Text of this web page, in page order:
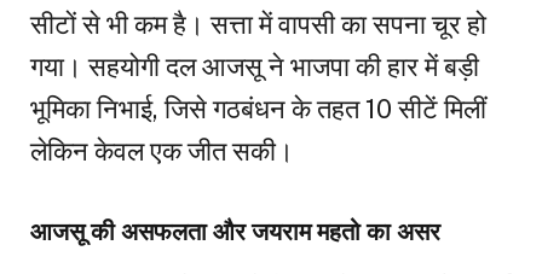
सीटों से भी कम है। सत्ता में वापसी का सपना चूर हो
गया। सहयोगी दल आजसू ने भाजपा की हार में बड़ी
भूमिका निभाई, जिसे गठबंधन के तहत 10 सीटें मिलीं
लेकिन केवल एक जीत सकी।
आजसू की असफलता और जयराम महतो का असर